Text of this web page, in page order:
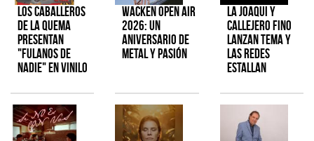
Los Caballeros
de la Quema
presentan
"Fulanos de
Nadie" en vinilo
Wacken Open Air
2026: Un
aniversario de
metal y pasión
La Joaqui y
Callejero Fino
lanzan tema y
las redes
estallan